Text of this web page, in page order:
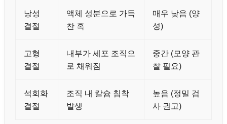
낭성
결절
액체 성분으로 가득
찬 혹
매우 낮음 (양
성)
고형
결절
내부가 세포 조직으
로 채워짐
중간 (모양 관
찰 필요)
석회화
결절
조직 내 칼슘 침착
발생
높음 (정밀 검
사 권고)